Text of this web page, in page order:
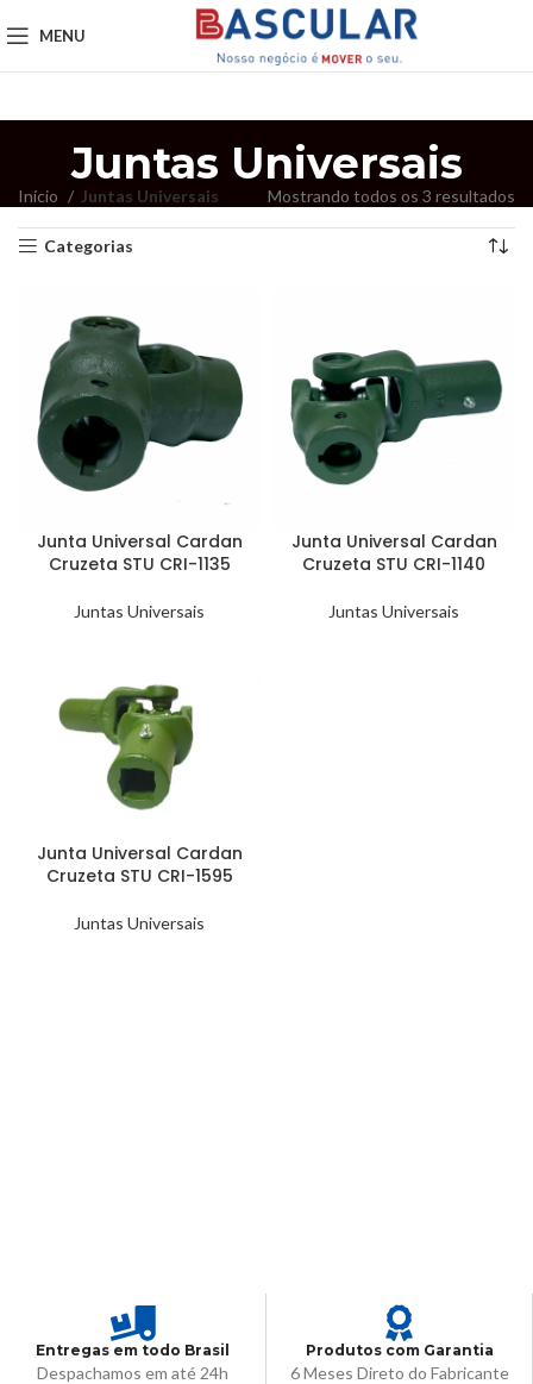
MENU
Juntas Universais
Início Juntas Universais Mostrando todos os 3 resultados
Categorias
Junta Universal Cardan
Cruzeta STU CRI-1135
Juntas Universais
Junta Universal Cardan
Cruzeta STU CRI-1140
Juntas Universais
Junta Universal Cardan
Cruzeta STU CRI-1595
Juntas Universais
Entregas em todo Brasil
Despachamos em até 24h
Produtos com Garantia
6 Meses Direto do Fabricante